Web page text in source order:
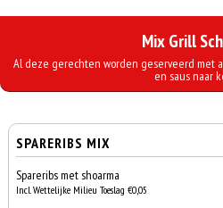
Mix Grill
Al deze gerechten worden geserveerd met
en saus naar
SPARERIBS MIX
Spareribs met shoarma
Incl. Wettelijke Milieu Toeslag €0,05